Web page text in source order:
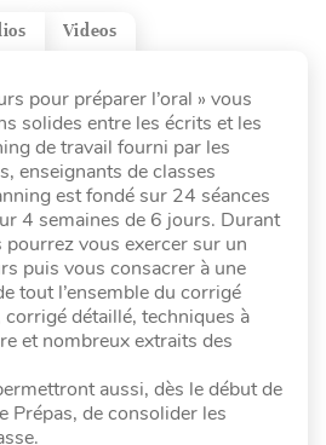
Videos
pour préparer l’oral » vous
solides entre les écrits et les
de travail fourni par les
enseignants de classes
est fondé sur 24 séances
4 semaines de 6 jours. Durant
pourrez vous exercer sur un
puis vous consacrer à une
tout l’ensemble du corrigé
corrigé détaillé, techniques à
et nombreux extraits des
aussi, dès le début de
Prépas, de consolider les